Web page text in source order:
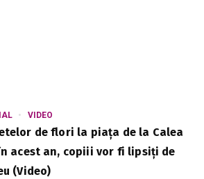
VIDEO
de flori la piața de la Calea
acest an, copiii vor fi lipsiți de
(Video)